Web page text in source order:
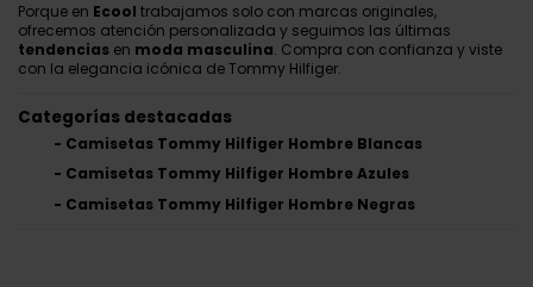
Porque en Ecool trabajamos solo con marcas originales,
ofrecemos atención personalizada y seguimos las últimas
tendencias en moda masculina. Compra con confianza y viste
con la elegancia icónica de Tommy Hilfiger.
Categorías destacadas
- Camisetas Tommy Hilfiger Hombre Blancas
- Camisetas Tommy Hilfiger Hombre Azules
- Camisetas Tommy Hilfiger Hombre Negras